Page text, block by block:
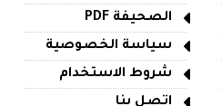
الصحيفة PDF
سياسة الخصوصية
شروط الاستخدام
اتصل بنا